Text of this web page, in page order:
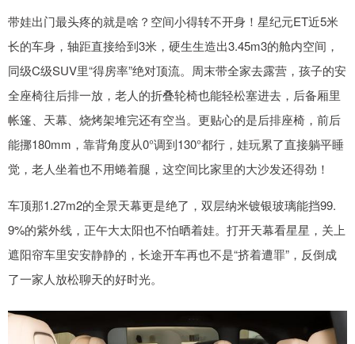
带娃出门最头疼的就是啥？空间小得转不开身！星纪元ET近5米
长的车身，轴距直接给到3米，硬生生造出3.45m3的舱内空间，
同级C级SUV里“得房率”绝对顶流。周末带全家去露营，孩子的安
全座椅往后排一放，老人的折叠轮椅也能轻松塞进去，后备厢里
帐篷、天幕、烧烤架堆完还有空当。更贴心的是后排座椅，前后
能挪180mm，靠背角度从0°调到130°都行，娃玩累了直接躺平睡
觉，老人坐着也不用蜷着腿，这空间比家里的大沙发还得劲！
车顶那1.27m2的全景天幕更是绝了，双层纳米镀银玻璃能挡99.
9%的紫外线，正午大太阳也不怕晒着娃。打开天幕看星星，关上
遮阳帘车里安安静静的，长途开车再也不是“挤着遭罪”，反倒成
了一家人放松聊天的好时光。